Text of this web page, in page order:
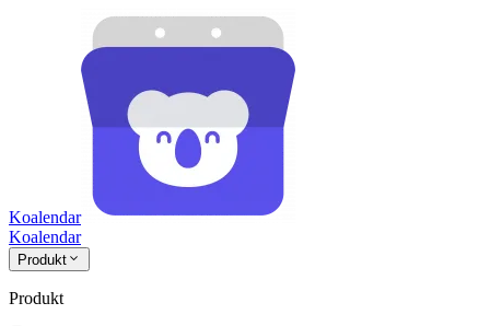
Koalendar
Koalendar
Produkt
Produkt